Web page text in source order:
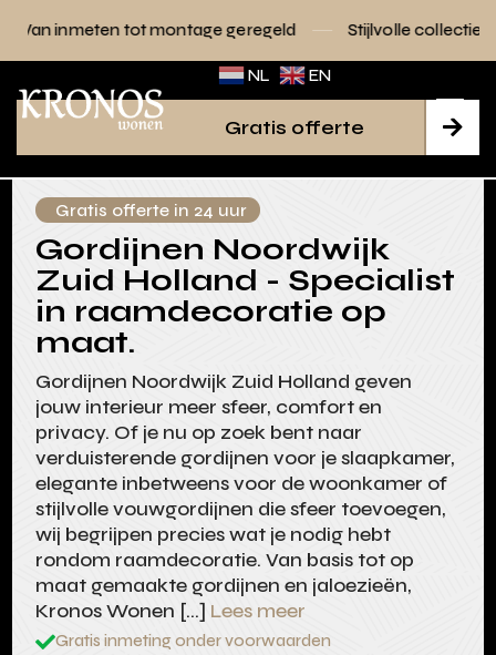
montage geregeld Stijlvolle collecties voor elk
NL EN

Gratis offerte
Gratis offerte in 24 uur
Gordijnen Noordwijk
Zuid Holland - Specialist
in raamdecoratie op
maat.
Gordijnen Noordwijk Zuid Holland geven
jouw interieur meer sfeer, comfort en
privacy. Of je nu op zoek bent naar
verduisterende gordijnen voor je slaapkamer,
elegante inbetweens voor de woonkamer of
stijlvolle vouwgordijnen die sfeer toevoegen,
wij begrijpen precies wat je nodig hebt
rondom raamdecoratie. Van basis tot op
maat gemaakte gordijnen en jaloezieën,
Kronos Wonen […] Lees meer
Gratis inmeting onder voorwaarden